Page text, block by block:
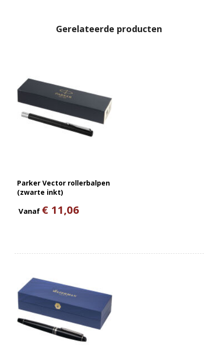
Gerelateerde producten
Parker Vector rollerbalpen
(zwarte inkt)
Vanaf € 11,06